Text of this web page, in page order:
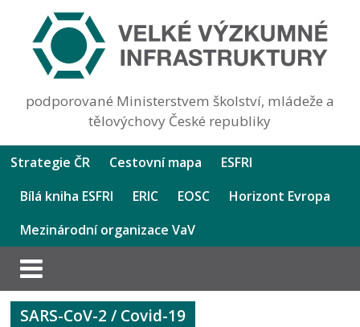
podporované Ministerstvem školství, mládeže a
tělovýchovy České republiky
Strategie ČR Cestovní mapa
ESFRI
Bílá kniha ESFRI
ERIC EOSC
Horizont Evropa
Mezinárodní organizace VaV
SARS-CoV-2 / Covid-19